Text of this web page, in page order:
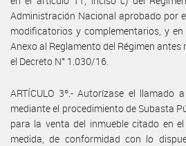
Administración Nacional aprobado por
modificatorios y complementarios, y
Anexo al Reglamento del Régimen
el Decreto N° 1.030/16.
ARTÍCULO 3º.- Autorízase el llamado
mediante el procedimiento de Subasta
para la venta del inmueble citado en
medida, de conformidad con lo